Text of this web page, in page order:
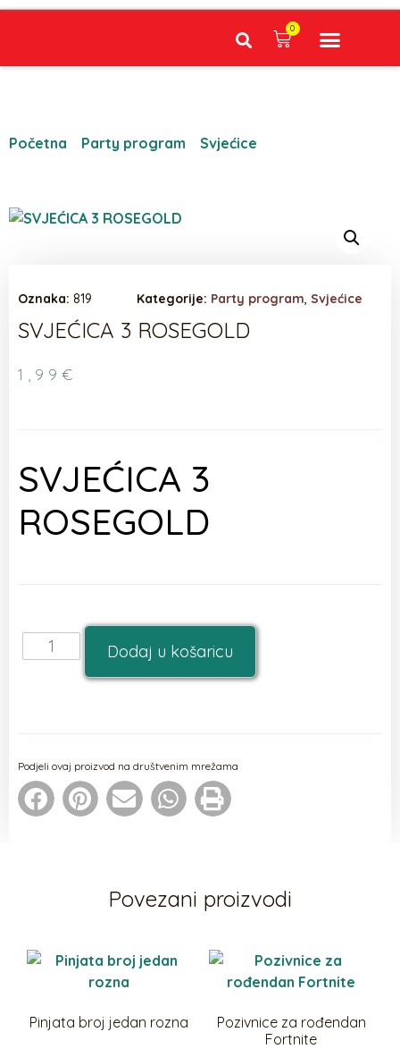
0
Početna Party program Svjećice
Oznaka: 819 Kategorije: Party program Svjećice
SVJEĆICA 3 ROSEGOLD
1,99 €
SVJEĆICA 3
ROSEGOLD
Dodaj u košaricu
Podjeli ovaj proizvod na društvenim mrežama
Povezani proizvodi
Pinjata broj jedan rozna
Pozivnice za rođendan
Fortnite